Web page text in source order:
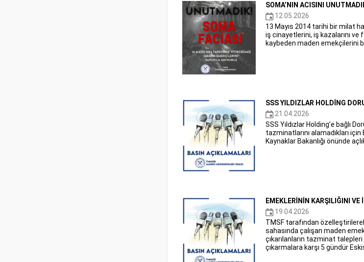
SOMA’NIN ACISINI
12.05.2026
13 Mayıs 2014 tarihi bir milat
iş cinayetlerini, iş kazalarını ve
kaybeden maden emekçilerini
SSS YILDIZLAR HOLDİNG
21.04.2026
SSS Yıldızlar Holding’e bağlı
tazminatlarını alamadıkları
Kaynaklar Bakanlığı önünde
EMEKLERİNİN KARŞILIĞINI
19.04.2026
TMSF tarafından
sahasında çalışan maden
çıkarılanların tazminat
çıkarmalara karşı 5 gündür